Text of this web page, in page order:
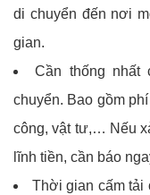
di chuyển đến nơi
gian.
Cần thống
chuyển. Bao gồm
công, vật tư,… Nếu
lĩnh tiền, cần báo
Thời gian cấm tải